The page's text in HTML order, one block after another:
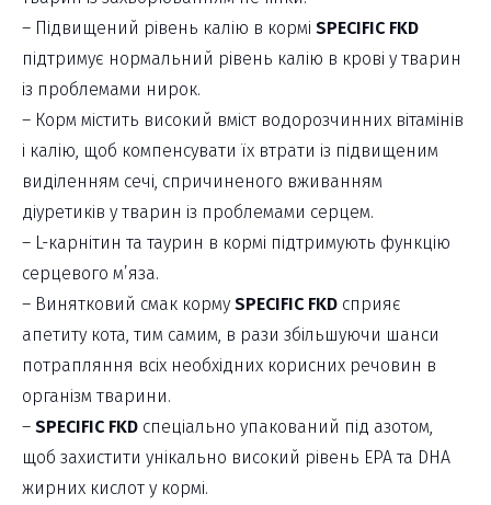
– Підвищений рівень калію в кормі SPECIFIC FKD
підтримує нормальний рівень калію в крові у тварин
із проблемами нирок.
– Корм містить високий вміст водорозчинних вітамінів
і калію, щоб компенсувати їх втрати із підвищеним
виділенням сечі, спричиненого вживанням
діуретиків у тварин із проблемами серцем.
– L-карнітин та таурин в кормі підтримують функцію
серцевого м’яза.
– Винятковий смак корму SPECIFIC FKD сприяє
апетиту кота, тим самим, в рази збільшуючи шанси
потрапляння всіх необхідних корисних речовин в
організм тварини.
– SPECIFIC FKD спеціально упакований під азотом,
щоб захистити унікально високий рівень ЕРА та DHA
жирних кислот у кормі.